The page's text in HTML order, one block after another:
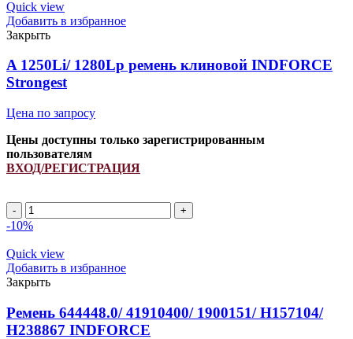
ремень
клиновой
INDFORCE
Strongest
quantity
Quick view
Добавить в избранное
Закрыть
A 1250Li/ 1280Lp ремень клиновой INDFORCE
Strongest
Цена по запросу
Цены доступны только зарегистрированным
пользователям
ВХОД/РЕГИСТРАЦИЯ
A
1250Li/
ремень
клиновой
INDFORCE
Strongest
quantity
-10%
Quick view
Добавить в избранное
Закрыть
Ремень 644448.0/ 41910400/ 1900151/ H157104/
H238867 INDFORCE